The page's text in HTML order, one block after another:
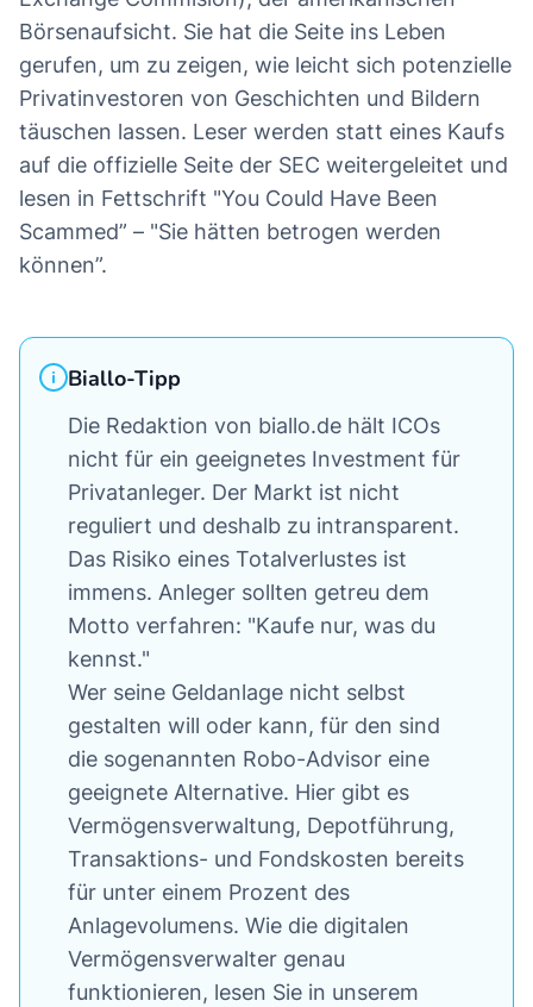
Börsenaufsicht. Sie hat die Seite ins Leben
gerufen, um zu zeigen, wie leicht sich potenzielle
Privatinvestoren von Geschichten und Bildern
täuschen lassen. Leser werden statt eines Kaufs
auf die offizielle Seite der SEC weitergeleitet und
lesen in Fettschrift "You Could Have Been
Scammed” – "Sie hätten betrogen werden
können”.
Biallo-Tipp
Die Redaktion von biallo.de hält ICOs
nicht für ein geeignetes Investment für
Privatanleger. Der Markt ist nicht
reguliert und deshalb zu intransparent.
Das Risiko eines Totalverlustes ist
immens. Anleger sollten getreu dem
Motto verfahren: "Kaufe nur, was du
kennst."
Wer seine Geldanlage nicht selbst
gestalten will oder kann, für den sind
die sogenannten Robo-Advisor eine
geeignete Alternative. Hier gibt es
Vermögensverwaltung, Depotführung,
Transaktions- und Fondskosten bereits
für unter einem Prozent des
Anlagevolumens. Wie die digitalen
Vermögensverwalter genau
funktionieren, lesen Sie in unserem